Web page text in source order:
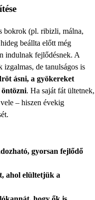
bokrok (pl. ribizli, málna,
beállta előtt még
indulnak fejlődésnek. A
izgalmas, de tanulságos is
ásni, a gyökereket
öntözni. Ha saját fát ültetnek,
– hiszen évekig
gyorsan fejlődő
ahol elültetjük a